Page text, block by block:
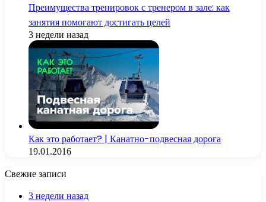
Преимущества тренировок с тренером в зале: как
занятия помогают достигать целей
3 недели назад
Как это работает? | Канатно-подвесная дорога
19.01.2016
Свежие записи
3 недели назад